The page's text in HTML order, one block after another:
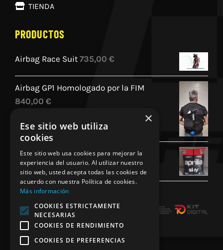
TIENDA
PRODUCTOS
Airbag Race Suit 735,00 €
Airbag GP1 Homologado por la FIM
840,00 €
Cojin Personalizado Aprilia Racing
45,00€
×
Ese sitio web utiliza
cookies
Este sitio web usa cookies para mejorar la
experiencia del usuario. Al utilizar nuestro
sitio web, usted acepta todas las cookies de
acuerdo con nuestra Política de cookies.
Más información
COOKIES ESTRICTAMENTE
NECESARIAS
COOKIES DE RENDIMIENTO
COOKIES DE PREFERENCIAS